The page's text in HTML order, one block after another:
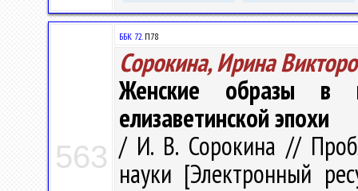
563
ББК 72.П78
Сорокина, Ирина
Женские образы в
елизаветинской эпохи
/ И. В. Сорокина //
науки [Электронный